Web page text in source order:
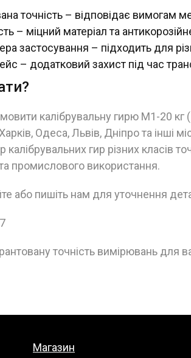
точність – відповідає вимогам
– міцний матеріал та
застосування – підходить для
– додатковий захист під час
калібрувальну гирю М1-20 кг
Харків, Одеса, Львів, Дніпро та інші
калібрувальних гир різних класів
промислового використання.
або пишіть нам для уточнення
точність вимірювань для
Магазин